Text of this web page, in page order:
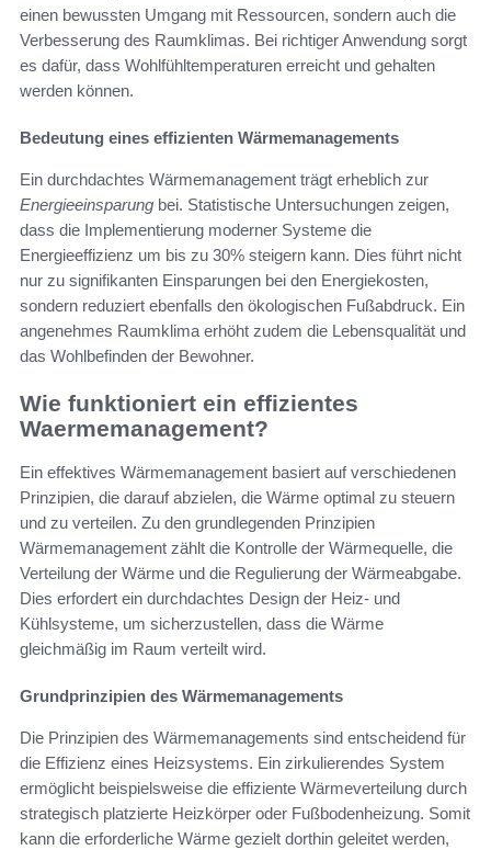
einen bewussten Umgang mit Ressourcen, sondern auch die
Verbesserung des Raumklimas. Bei richtiger Anwendung sorgt
es dafür, dass Wohlfühltemperaturen erreicht und gehalten
werden können.
Bedeutung eines effizienten Wärmemanagements
Ein durchdachtes Wärmemanagement trägt erheblich zur
Energieeinsparung bei. Statistische Untersuchungen zeigen,
dass die Implementierung moderner Systeme die
Energieeffizienz um bis zu 30% steigern kann. Dies führt nicht
nur zu signifikanten Einsparungen bei den Energiekosten,
sondern reduziert ebenfalls den ökologischen Fußabdruck. Ein
angenehmes Raumklima erhöht zudem die Lebensqualität und
das Wohlbefinden der Bewohner.
Wie funktioniert ein effizientes
Waermemanagement?
Ein effektives Wärmemanagement basiert auf verschiedenen
Prinzipien, die darauf abzielen, die Wärme optimal zu steuern
und zu verteilen. Zu den grundlegenden Prinzipien
Wärmemanagement zählt die Kontrolle der Wärmequelle, die
Verteilung der Wärme und die Regulierung der Wärmeabgabe.
Dies erfordert ein durchdachtes Design der Heiz- und
Kühlsysteme, um sicherzustellen, dass die Wärme
gleichmäßig im Raum verteilt wird.
Grundprinzipien des Wärmemanagements
Die Prinzipien des Wärmemanagements sind entscheidend für
die Effizienz eines Heizsystems. Ein zirkulierendes System
ermöglicht beispielsweise die effiziente Wärmeverteilung durch
strategisch platzierte Heizkörper oder Fußbodenheizung. Somit
kann die erforderliche Wärme gezielt dorthin geleitet werden,